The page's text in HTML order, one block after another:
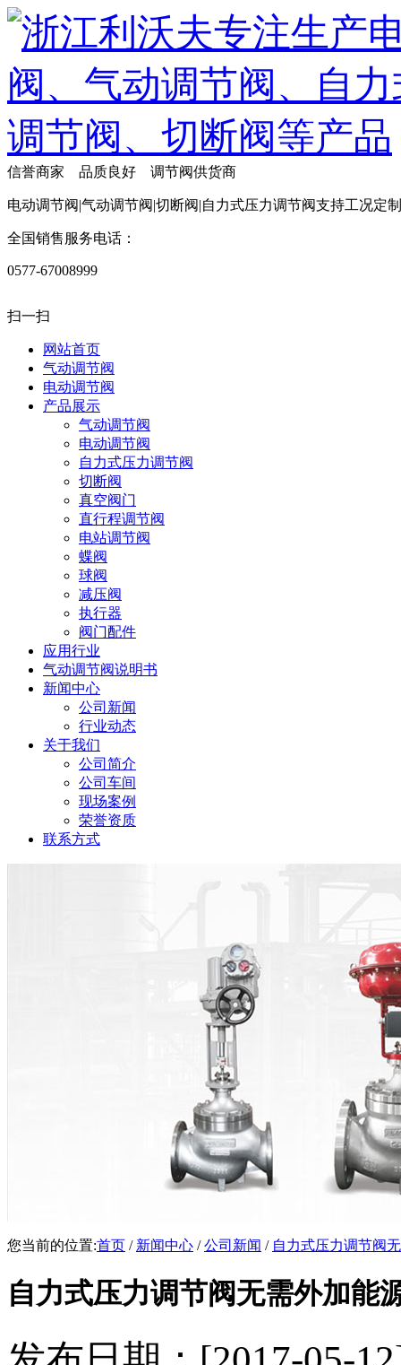
信誉商家 品质良好 调节阀供货商
电动调节阀|气动调节阀|切断阀|自力式压力调节阀支持工况定制
全国销售服务电话：
0577-67008999
扫一扫
网站首页
气动调节阀
电动调节阀
产品展示
气动调节阀
电动调节阀
自力式压力调节阀
切断阀
真空阀门
直行程调节阀
电站调节阀
蝶阀
球阀
减压阀
执行器
阀门配件
应用行业
气动调节阀说明书
新闻中心
公司新闻
行业动态
关于我们
公司简介
公司车间
现场案例
荣誉资质
联系方式
您当前的位置:首页 / 新闻中心 /公司新闻 / 自力式压力调节阀
自力式压力调节阀无需外加能